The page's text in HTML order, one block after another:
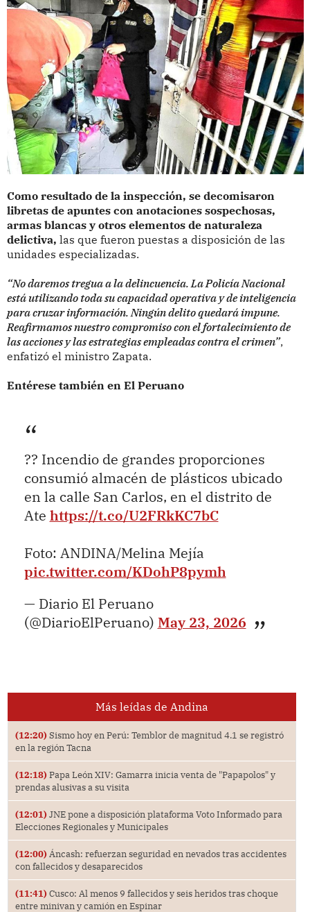
Como resultado de la inspección, se decomisaron
libretas de apuntes con anotaciones sospechosas,
armas blancas y otros elementos de naturaleza
delictiva, las que fueron puestas a disposición de las
unidades especializadas.
“No daremos tregua a la delincuencia. La Policía Nacional
está utilizando toda su capacidad operativa y de inteligencia
para cruzar información. Ningún delito quedará impune.
Reafirmamos nuestro compromiso con el fortalecimiento de
las acciones y las estrategias empleadas contra el crimen”,
enfatizó el ministro Zapata.
Entérese también en El Peruano
?? Incendio de grandes proporciones
consumió almacén de plásticos ubicado
en la calle San Carlos, en el distrito de
Ate https://t.co/U2FRkKC7bC
Foto: ANDINA/Melina Mejía
pic.twitter.com/KDohP8pymh
— Diario El Peruano
(@DiarioElPeruano) May 23, 2026
Más leídas de Andina
(12:20) Sismo hoy en Perú: Temblor de magnitud 4.1 se registró
en la región Tacna
(12:18) Papa León XIV: Gamarra inicia venta de "Papapolos" y
prendas alusivas a su visita
(12:01) JNE pone a disposición plataforma Voto Informado para
Elecciones Regionales y Municipales
(12:00) Áncash: refuerzan seguridad en nevados tras accidentes
con fallecidos y desaparecidos
(11:41) Cusco: Al menos 9 fallecidos y seis heridos tras choque
entre minivan y camión en Espinar